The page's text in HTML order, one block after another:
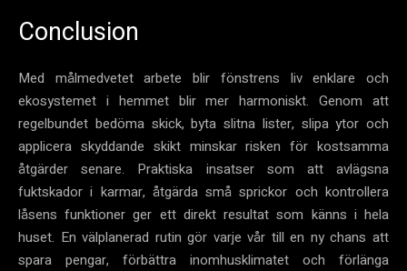
Conclusion
Med målmedvetet arbete blir fönstrens liv enklare och
ekosystemet i hemmet blir mer harmoniskt. Genom att
regelbundet bedöma skick, byta slitna lister, slipa ytor och
applicera skyddande skikt minskar risken för kostsamma
åtgärder senare. Praktiska insatser som att avlägsna
fuktskador i karmar, åtgärda små sprickor och kontrollera
låsens funktioner ger ett direkt resultat som känns i hela
huset. En välplanerad rutin gör varje vår till en ny chans att
spara pengar, förbättra inomhusklimatet och förlänga